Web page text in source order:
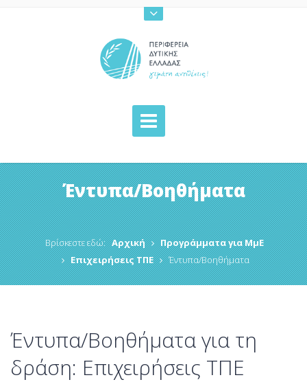
Έντυπα/Βοηθήματα
Βρίσκεστε εδώ: Αρχική
Προγράμματα για ΜμΕ
Επιχειρήσεις ΤΠΕ
Έντυπα/Βοηθήματα
Έντυπα/Βοηθήματα για τη
δράση: Επιχειρήσεις ΤΠΕ